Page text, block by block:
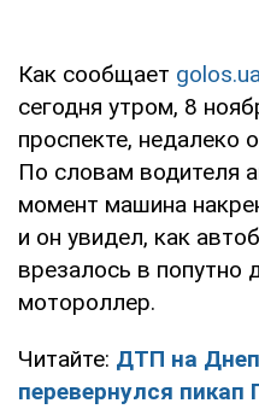
Как сообщает
сегодня утром, 8
проспекте, недалеко
По словам водителя
момент машина
и он увидел, как
врезалось в попутно
мотороллер.
Читайте: ДТП на
перевернулся пикап